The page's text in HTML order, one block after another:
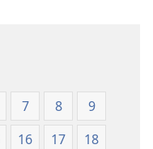
(ревидирано
издање
(ревидирано
издање
7 8
9
16 17
18